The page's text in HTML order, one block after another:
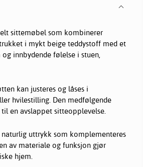
sittemøbel som kombinerer
i mykt beige teddystoff med et
innbydende følelse i stuen,
kan justeres og låses i
hvilestilling. Den medfølgende
en avslappet sitteopplevelse.
uttrykk som komplementeres
av materiale og funksjon gjør
hjem.